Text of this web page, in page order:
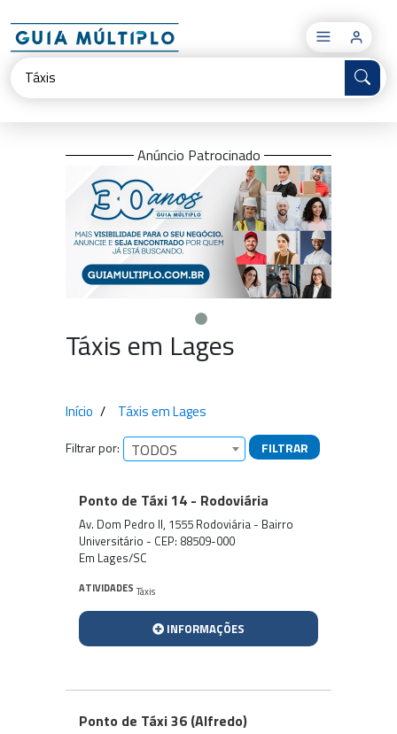
×
Anúncio Patrocinado
Táxis em Lages
Início Táxis em Lages
Filtrar por: TODOS FILTRAR
Empresas encontradas
Ponto de Táxi 14 - Rodoviária
Av. Dom Pedro II, 1555 Rodoviária - Bairro
Universitário - CEP: 88509-000
Em Lages/SC
ATIVIDADES Táxis
INFORMAÇÕES
Ponto de Táxi 36 (Alfredo)